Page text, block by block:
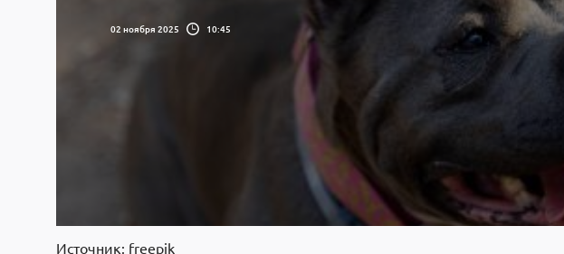
02 ноября 2025 10:45
Источник: freepik